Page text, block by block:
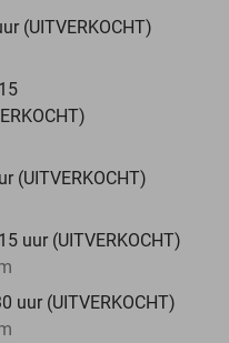
(UITVERKOCHT)
(UITVERKOCHT)
uur (UITVERKOCHT)
uur (UITVERKOCHT)